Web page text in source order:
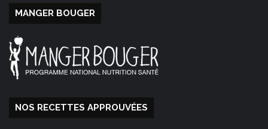
MANGER BOUGER
NOS RECETTES APPROUVÉES